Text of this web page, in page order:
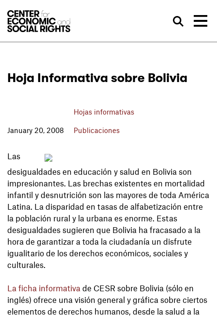
Hoja Informativa sobre Bolivia
January 20, 2008
Hojas informativas
Publicaciones
Las
desigualdades en educación y salud en Bolivia son
impresionantes. Las brechas existentes en mortalidad
infantil y desnutrición son las mayores de toda América
Latina. La disparidad en tasas de alfabetización entre
la población rural y la urbana es enorme. Estas
desigualdades sugieren que Bolivia ha fracasado a la
hora de garantizar a toda la ciudadanía un disfrute
igualitario de los derechos económicos, sociales y
culturales.
La ficha informativa de CESR sobre Bolivia (sólo en
inglés) ofrece una visión general y gráfica sobre ciertos
elementos de derechos humanos, desde la salud a la